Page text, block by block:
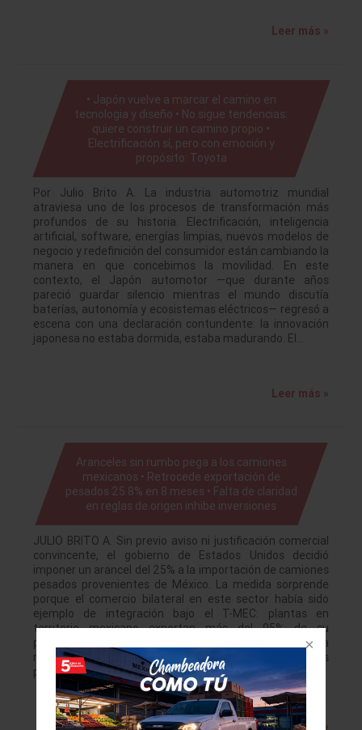
Leer más »
• Japón vuelve a marcar el camino en
tecnologia y diseño • No sigue tendencias:
quiere construir un camino propio •
Electrificación sí, pero con emoción y
propósito: Toyota
Por Julio Brito A. La industria automotriz mundial
atraviesa uno de los procesos de transformación más
profundos de su historia. Electrificación, inteligencia
artificial, software, energías limpias, nuevos modelos de
negocio y redefinición del consumidor están cambiando la
manera en que concebimos la movilidad. En este
contexto, el Japón automotor —que durante años
pareció guardar silencio mientras el mundo discutía
baterías, autonomía y ecosistemas eléctricos— regresó a
escena con una declaración contundente: la innovación
japonesa no estaba dormida, estaba madurando. El…
Leer más »
Aranceles sin rumbo pega a los camiones
mexicanos • Retrocede exportación de
pesados 25.8% en 8 meses • Falta de claridad
en reglas de origen inhibe inversiones
JULIO BRITO A. Sin previo aviso ni justificación comercial
convincente, el gobierno de Estados Unidos decidió
imponer un arancel del 25% a la importación de camiones
pesados provenientes de México. La medida sorprende
porque el comercio bilateral en este sector había sido
ejemplo de integración bajo el T-MEC: plantas en
territorio mexicano exportan más del 95% de su
producción hacia el mercado estadounidense, en una
relación simbiótica que parecía blindada de tensiones
políticas. El golpe llega en un momento delicado:…
Leer más »